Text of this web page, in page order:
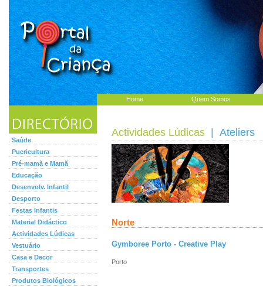
Home Quem Somos
Saúde
Puericultura
Pré-mamã e Mamã
Educação
Desenvolv. Infantil
Desporto
Festas Infantis
Material Didáctico
Actividades Lúdicas
Vestuário
Casa e Decor
Transportes
Produtos Biológicos
Actividades Lúdicas | Ateliers
Norte
Gymboree Porto - Creative Play
Porto